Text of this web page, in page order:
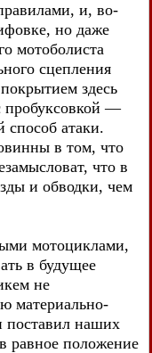
и, во-
но даже
мотоболиста
сцепления
здесь
пробуксовкой —
атаки.
в том, что
что в
и обводки, чем
мотоциклами,
в будущее
не
материально-
поставил наших
равное положение